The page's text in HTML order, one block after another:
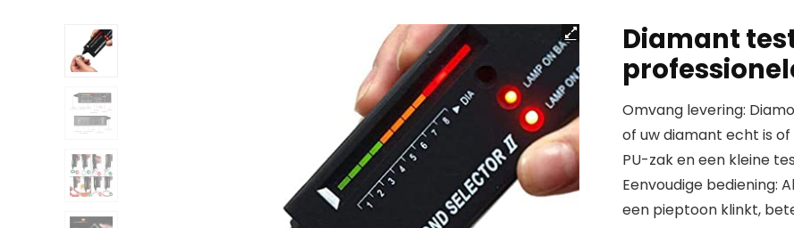
Diamant
Omvang levering:
of uw diamant echt is
PU-zak en een kleine
Eenvoudige bediening:
een pieptoon klinkt,